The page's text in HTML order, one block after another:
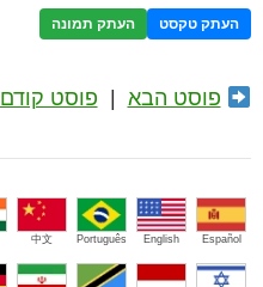
העתק טקסט העתק תמונה
פוסט הבא פוסט קודם
Español
English
Português
中文